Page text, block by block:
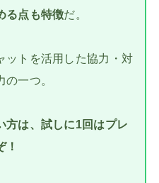
る点も特徴だ。
ットを活用した協力・対
一つ。
方は、試しに1回はプレ
！